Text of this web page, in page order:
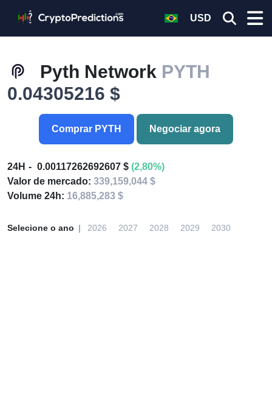
USD
Pyth Network PYTH
0.04305216 $
Comprar PYTH Negociar agora
24H 0.00117262692607 $ (2,80%)
Valor de mercado: 339,159,044 $
Volume 24h: 16,885,283 $
Selecione o ano 2026 2027 2028 2029 2030